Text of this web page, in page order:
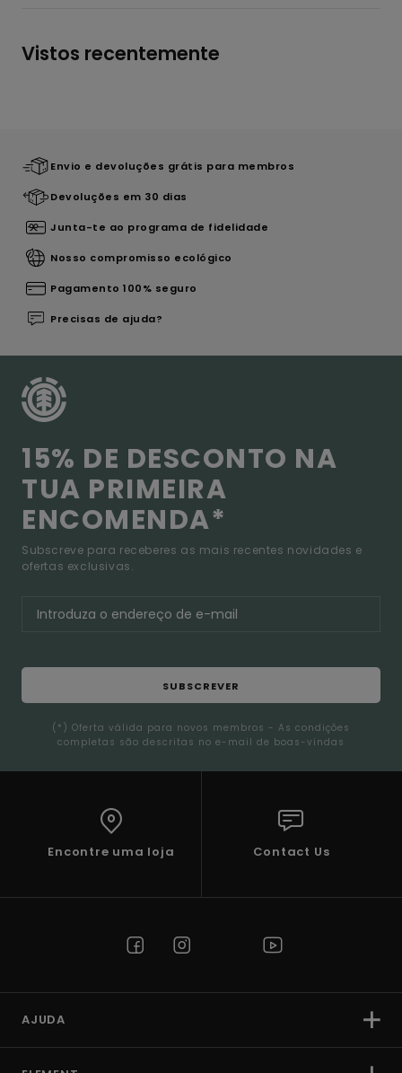
Vistos recentemente
Envio e devoluções grátis para membros
Devoluções em 30 dias
Junta-te ao programa de fidelidade
Nosso compromisso ecológico
Pagamento 100% seguro
Precisas de ajuda?
15% DE DESCONTO NA
TUA PRIMEIRA
ENCOMENDA*
Subscreve para receberes as mais recentes novidades e
ofertas exclusivas.
SUBSCREVER
(*) Oferta válida para novos membros - As condições
completas são descritas no e-mail de boas-vindas
Encontre uma loja Contact Us
AJUDA